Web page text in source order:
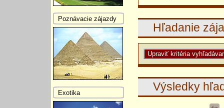
Hľadanie
Výsledky
Poznávacie zájazdy
Exotika